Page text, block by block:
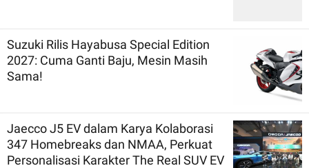
Suzuki Rilis Hayabusa Special Edition
2027: Cuma Ganti Baju, Mesin Masih
Sama!
Jaecco J5 EV dalam Karya Kolaborasi
347 Homebreaks dan NMAA, Perkuat
Personalisasi Karakter The Real SUV EV